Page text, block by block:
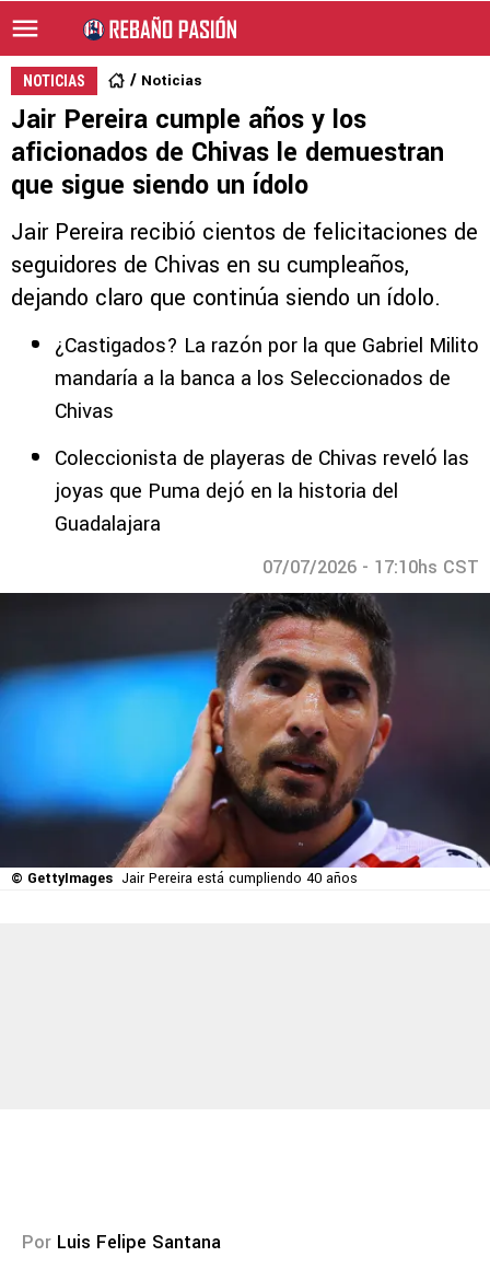
NOTICIAS Noticias
Jair Pereira cumple años y los
aficionados de Chivas le demuestran
que sigue siendo un ídolo
Jair Pereira recibió cientos de felicitaciones de
seguidores de Chivas en su cumpleaños,
dejando claro que continúa siendo un ídolo.
¿Castigados? La razón por la que Gabriel Milito
mandaría a la banca a los Seleccionados de
Chivas
Coleccionista de playeras de Chivas reveló las
joyas que Puma dejó en la historia del
Guadalajara
07/07/2026 - 17:10hs CST
© GettyImages Jair Pereira está cumpliendo 40 años
Por Luis Felipe Santana